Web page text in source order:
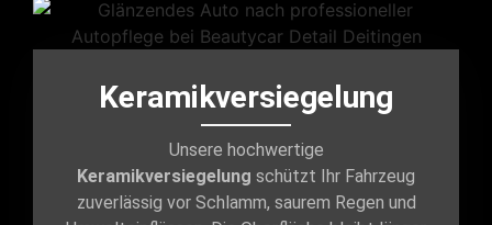
Keramikversiegelung
Unsere hochwertige
Keramikversiegelung schützt Ihr Fahrzeug
zuverlässig vor Schlamm, saurem Regen und